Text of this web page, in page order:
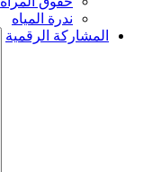
ندرة المياه
المشاركة الرقمية